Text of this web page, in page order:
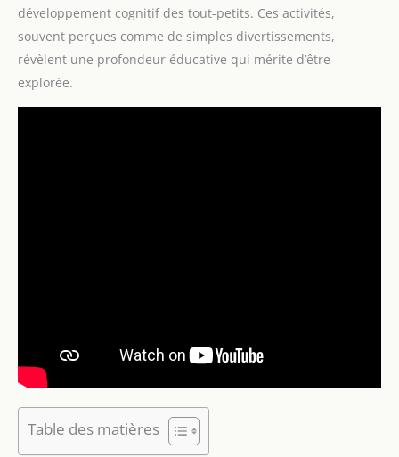
développement cognitif des tout-petits. Ces activités,
souvent perçues comme de simples divertissements,
révèlent une profondeur éducative qui mérite d’être
explorée.
Table des matières